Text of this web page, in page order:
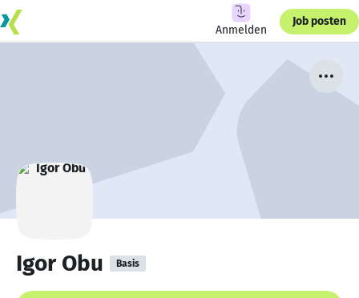
Anmelden
Job posten
Igor Obu Basis